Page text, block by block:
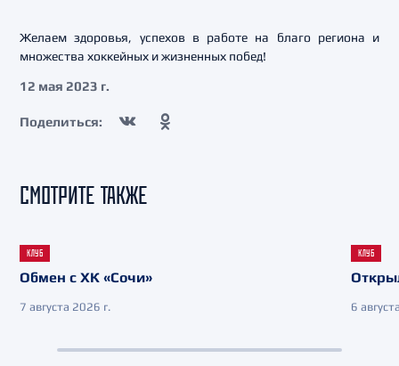
Желаем здоровья, успехов в работе на благо региона и
множества хоккейных и жизненных побед!
12 мая 2023 г.
Поделиться:
СМОТРИТЕ ТАКЖЕ
КЛУБ
Обмен с ХК «Сочи»
7 августа 2026 г.
КЛУБ
6